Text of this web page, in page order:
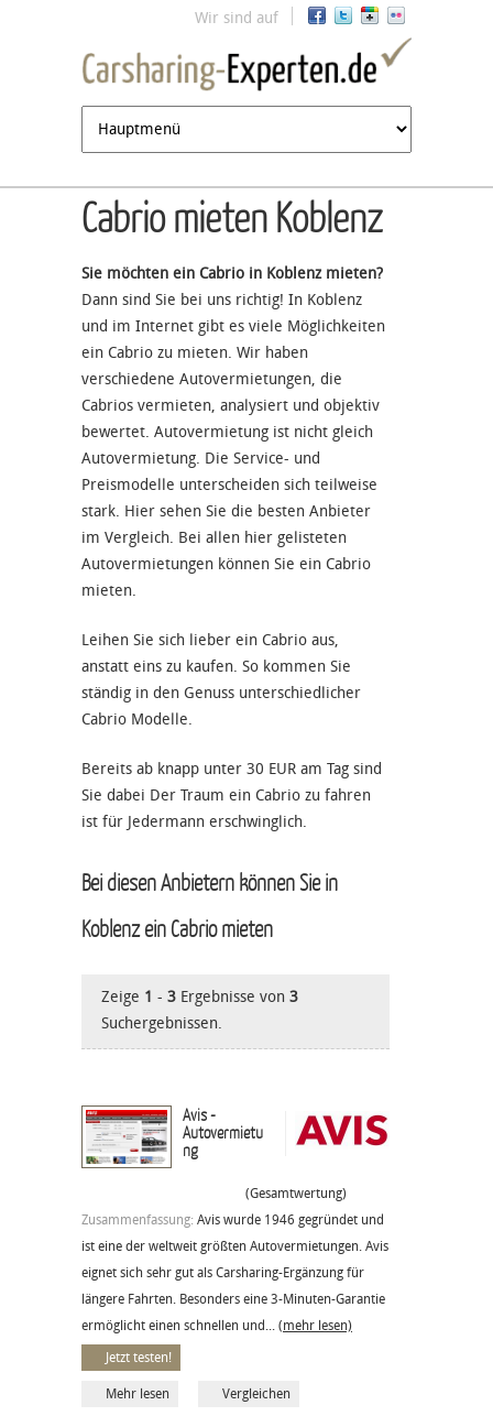
Jump to navigation
Wir sind auf
Cabrio mieten Koblenz
Sie möchten ein Cabrio in Koblenz mieten?
Dann sind Sie bei uns richtig! In Koblenz
und im Internet gibt es viele Möglichkeiten
ein Cabrio zu mieten. Wir haben
verschiedene Autovermietungen, die
Cabrios vermieten, analysiert und objektiv
bewertet. Autovermietung ist nicht gleich
Autovermietung. Die Service- und
Preismodelle unterscheiden sich teilweise
stark. Hier sehen Sie die besten Anbieter
im Vergleich. Bei allen hier gelisteten
Autovermietungen können Sie ein Cabrio
mieten.
Leihen Sie sich lieber ein Cabrio aus,
anstatt eins zu kaufen. So kommen Sie
ständig in den Genuss unterschiedlicher
Cabrio Modelle.
Bereits ab knapp unter 30 EUR am Tag sind
Sie dabei Der Traum ein Cabrio zu fahren
ist für Jedermann erschwinglich.
Bei diesen Anbietern können Sie in
Koblenz ein Cabrio mieten
Zeige 1 - 3 Ergebnisse von 3
Suchergebnissen.
Avis -
Autovermietu
ng
(Gesamtwertung)
Zusammenfassung: Avis wurde 1946 gegründet und
ist eine der weltweit größten Autovermietungen. Avis
eignet sich sehr gut als Carsharing-Ergänzung für
längere Fahrten. Besonders eine 3-Minuten-Garantie
ermöglicht einen schnellen und... (mehr lesen)
Jetzt testen!
Mehr lesen Vergleichen